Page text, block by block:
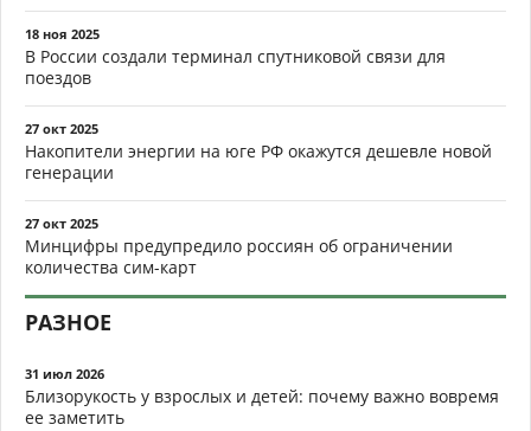
18 ноя 2025
В России создали терминал спутниковой связи для
поездов
27 окт 2025
Накопители энергии на юге РФ окажутся дешевле новой
генерации
27 окт 2025
Минцифры предупредило россиян об ограничении
количества сим-карт
РАЗНОЕ
31 июл 2026
Близорукость у взрослых и детей: почему важно вовремя
ее заметить